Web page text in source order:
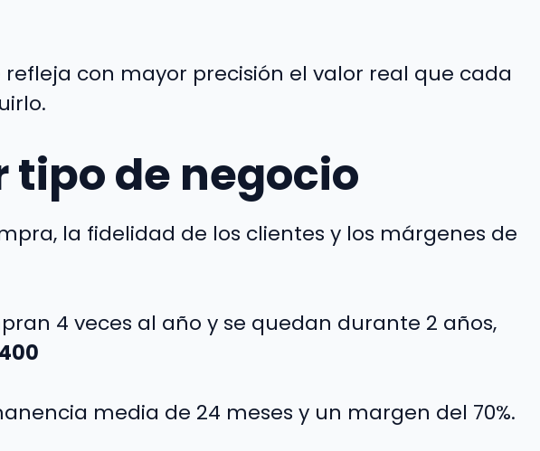
con mayor precisión el valor real que cada
tipo de negocio
la fidelidad de los clientes y los márgenes de
4 veces al año y se quedan durante 2 años,
media de 24 meses y un margen del 70%.